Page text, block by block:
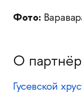
Фото:
О
Гусевской